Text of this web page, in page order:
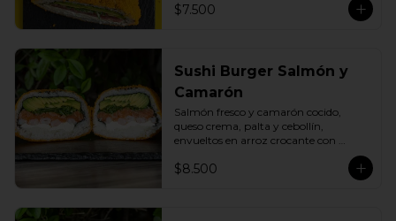
$7.500
Sushi Burger Salmón y
Camarón
Salmón fresco y camarón cocido,
queso crema, palta y cebollín,
envueltos en arroz crocante con
$8.500